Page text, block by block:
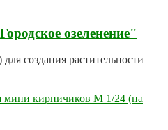
озеленение"
создания растительности